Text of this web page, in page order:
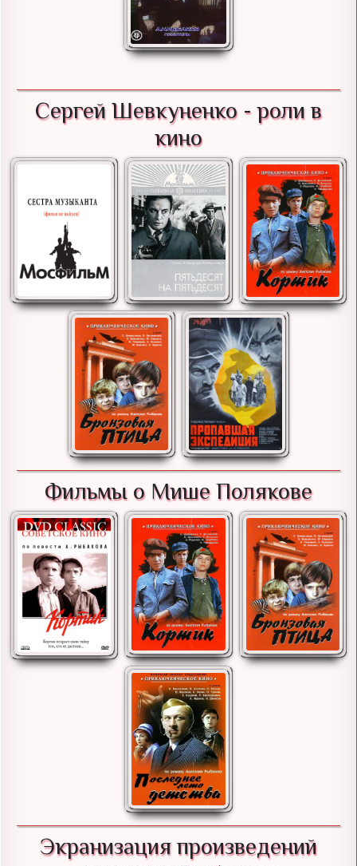
Сергей Шевкуненко - роли в
кино
Фильмы о Мише Полякове
Экранизация произведений